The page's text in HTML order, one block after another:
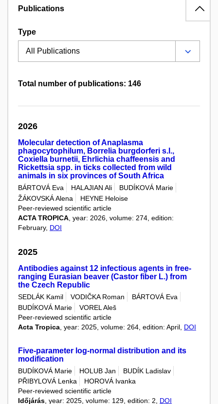
Publications
Type
Total number of publications: 146
2026
Molecular detection of Anaplasma
phagocytophilum, Borrelia burgdorferi s.l.,
Coxiella burnetii, Ehrlichia chaffeensis and
Rickettsia spp. in ticks collected from wild
animals in six provinces of South Africa
BÁRTOVÁ Eva HALAJIAN Ali
BUDÍKOVÁ Marie
ŽÁKOVSKÁ Alena
HEYNE Heloise
Peer-reviewed scientific article
ACTA TROPICA , year: 2026, volume: 274, edition:
February, DOI
2025
Antibodies against 12 infectious agents in free-
ranging Eurasian beaver (Castor fiber L.) from
the Czech Republic
SEDLÁK Kamil VODIČKA Roman
BÁRTOVÁ Eva
BUDÍKOVÁ Marie
VOREL Aleš
Peer-reviewed scientific article
Acta Tropica , year: 2025, volume: 264, edition: April, DOI
Five-parameter log-normal distribution and its
modification
BUDÍKOVÁ Marie HOLUB Jan
BUDÍK Ladislav
PŘIBYLOVÁ Lenka
HOROVÁ Ivanka
Peer-reviewed scientific article
Időjárás, year: 2025, volume: 129, edition: 2, DOI